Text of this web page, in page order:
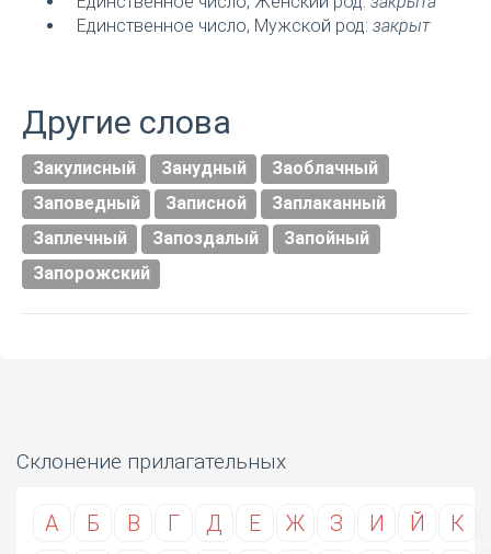
Единственное число, Мужской род: закрыт
Другие слова
Закулисный Занудный
Заоблачный
Заповедный
Записной
Заплаканный
Заплечный
Запоздалый
Запойный
Запорожский
Склонение прилагательных
А Б В Г Д Е Ж З И Й К